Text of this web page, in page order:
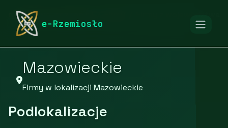
e-Rzemiosło
rymarstwo-poznan.pl
Mazowieckie
Firmy w lokalizacji Mazowieckie
Podlokalizacje